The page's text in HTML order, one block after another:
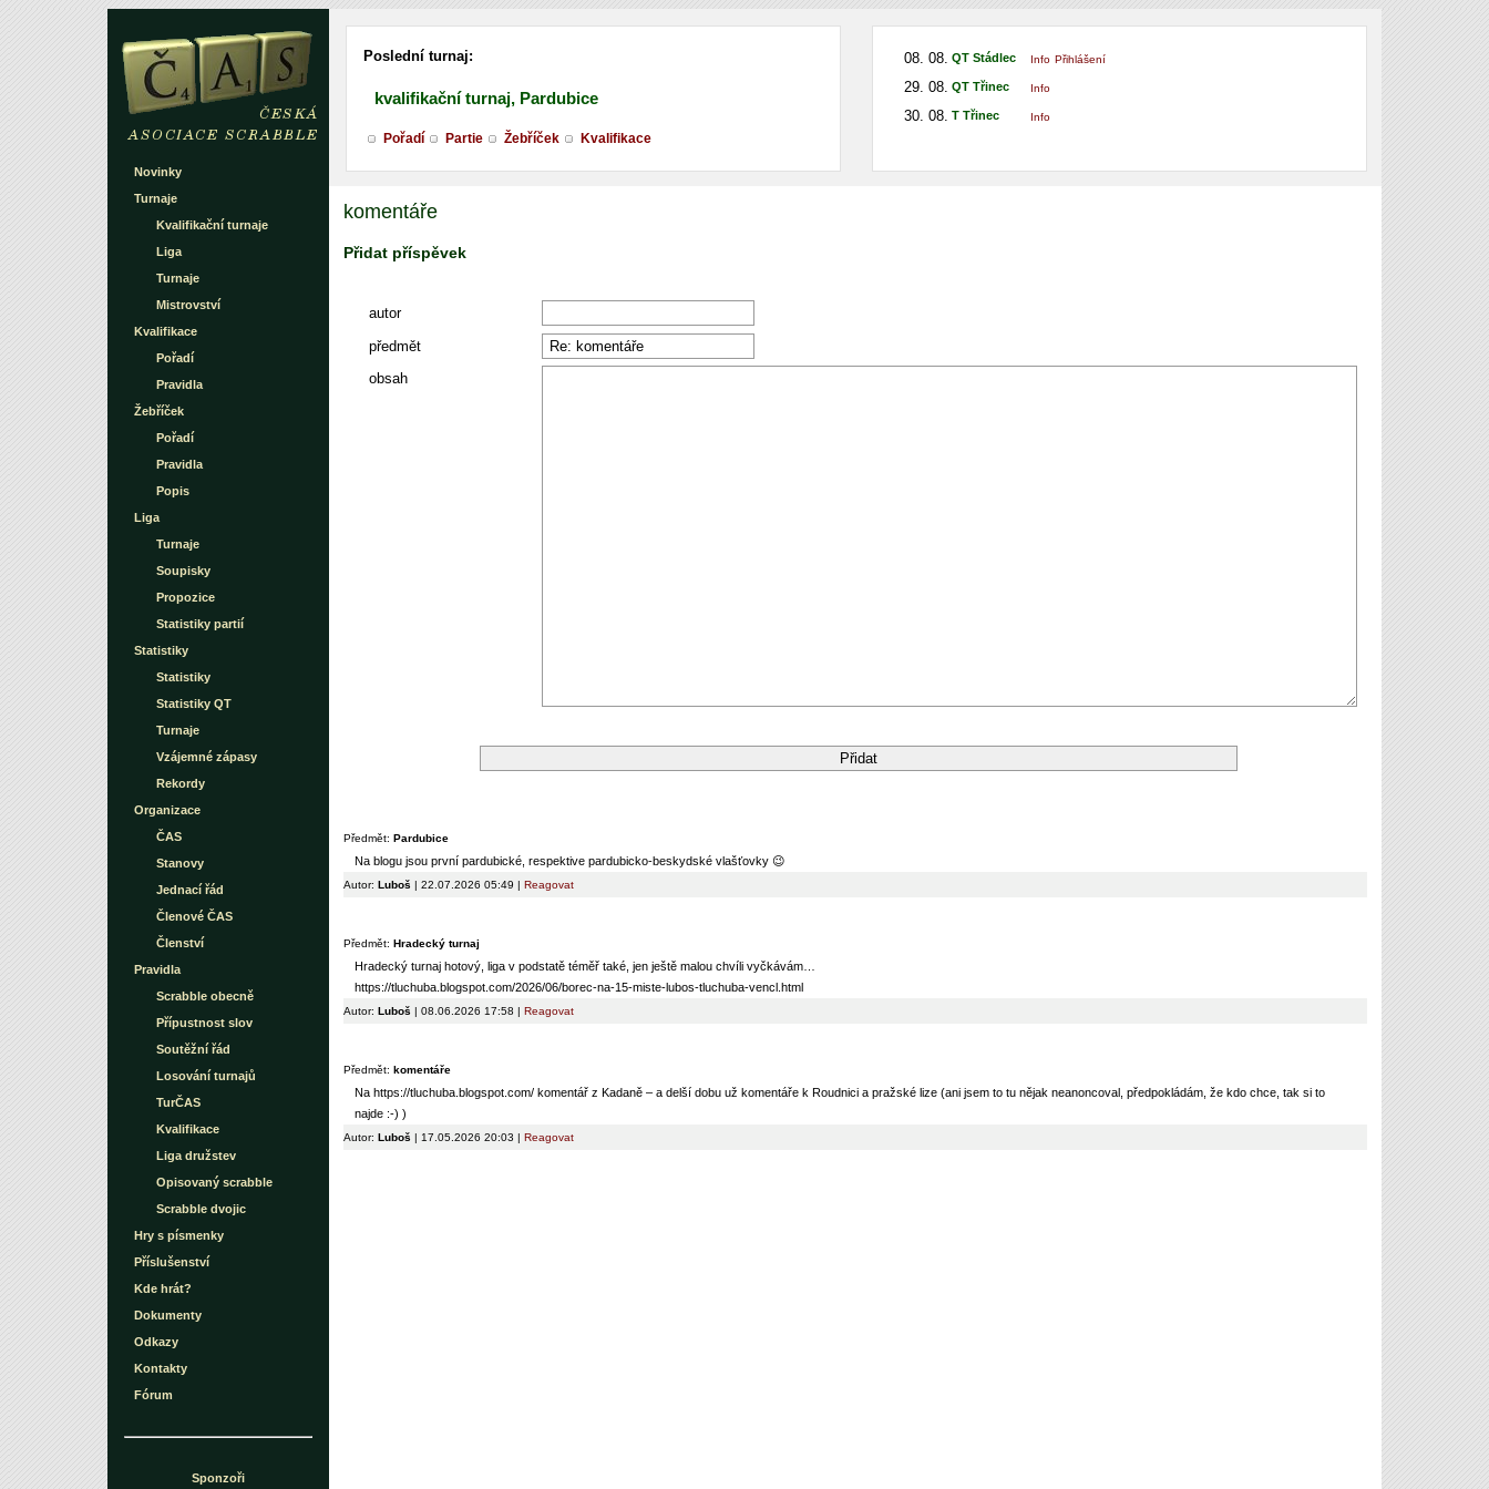
Novinky
Turnaje
Kvalifikační turnaje
Liga
Turnaje
Mistrovství
Kvalifikace
Pořadí
Pravidla
Žebříček
Pořadí
Pravidla
Popis
Liga
Turnaje
Soupisky
Propozice
Statistiky partií
Statistiky
Statistiky
Statistiky QT
Turnaje
Vzájemné zápasy
Rekordy
Organizace
ČAS
Stanovy
Jednací řád
Členové ČAS
Členství
Pravidla
Scrabble obecně
Přípustnost slov
Soutěžní řád
Losování turnajů
TurČAS
Kvalifikace
Liga družstev
Opisovaný scrabble
Scrabble dvojic
Hry s písmenky
Příslušenství
Kde hrát?
Dokumenty
Odkazy
Kontakty
Fórum
Sponzoři
Poslední turnaj:
kvalifikační turnaj, Pardubice
Pořadí Partie Žebříček Kvalifikace
08. 08. QT Stádlec Info Přihlášení
29. 08. QT Třinec Info
30. 08. T Třinec Info
komentáře
Přidat příspěvek
autor
předmět
obsah
Předmět: Pardubice
Na blogu jsou první pardubické, respektive pardubicko-beskydské vlašťovky 😉
Autor: Luboš | 22.07.2026 05:49 | Reagovat
Předmět: Hradecký turnaj
Hradecký turnaj hotový, liga v podstatě téměř také, jen ještě malou chvíli vyčkávám…
https://tluchuba.blogspot.com/2026/06/borec-na-15-miste-lubos-tluchuba-vencl.html
Autor: Luboš | 08.06.2026 17:58 | Reagovat
Předmět: komentáře
Na https://tluchuba.blogspot.com/ komentář z Kadaně – a delší dobu už komentáře k Roudnici a pražské lize (ani jsem to tu nějak neanoncoval, předpokládám, že kdo chce, tak si to
najde :-) )
Autor: Luboš | 17.05.2026 20:03 | Reagovat